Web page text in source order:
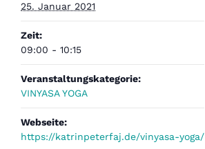
25. Januar 2021
Zeit:
09:00 - 10:15
Veranstaltungskategorie:
VINYASA YOGA
Webseite:
https://katrinpeterfaj.de/vinyasa-yoga/